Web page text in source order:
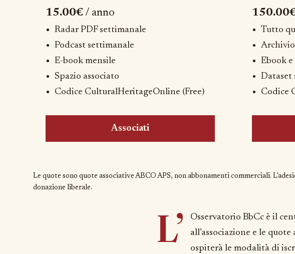
15.00€/ anno
Radar PDF settimanale
Podcast settimanale
E-book mensile
Spazio associato
Codice CulturalHeritageOnline (Free)
Associati
Tutto
Ebook e
Dataset
Codice
Le quote sono quote associative ABCO APS, non abbonamenti commerciali.
donazione liberale.
L’
Osservatorio BbCc è il
all’associazione e le
ospiterà le modalità di